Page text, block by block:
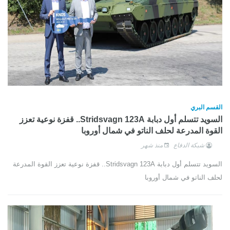
القسم البري
السويد تتسلم أول دبابة Stridsvagn 123A.. قفزة نوعية تعزز
القوة المدرعة لحلف الناتو في شمال أوروبا
شبكة الدفاع منذ شهر
السويد تتسلم أول دبابة Stridsvagn 123A.. قفزة نوعية تعزز القوة المدرعة
لحلف الناتو في شمال أوروبا